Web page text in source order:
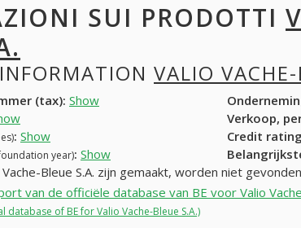
SUI PRODOTTI
VALIO
(tax): Show
Verkoop,
: Show Credit rating
year): Show
Bleue S.A. zijn gemaakt, worden niet
van de officiële database van BE voor Valio
of BE for Valio Vache-Bleue S.A.)